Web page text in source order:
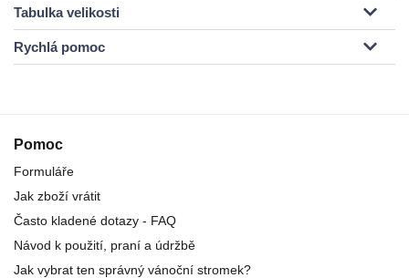
Tabulka velikosti
Rychlá pomoc
Pomoc
Formuláře
Jak zboží vrátit
Často kladené dotazy - FAQ
Návod k použití, praní a údržbě
Jak vybrat ten správný vánoční stromek?